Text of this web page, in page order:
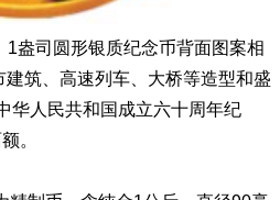
司圆形银质纪念币背面图案相
筑、高速列车、大桥等造型和盛
华人民共和国成立六十周年纪
。